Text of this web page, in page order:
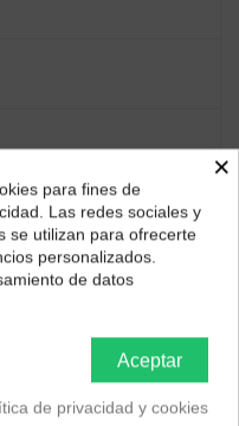
tu pedido?
los precios e
tu región.
×
para fines de
Las redes sociales y
se utilizan para ofrecerte
personalizados.
de datos
Aceptar
de privacidad y cookies